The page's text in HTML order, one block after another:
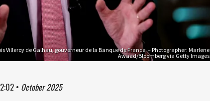
Villeroy de Galhau, gouverneur de la Banque de France. – Photographer: Marlene
Awaad/Bloomberg via Getty Images
• October 2025